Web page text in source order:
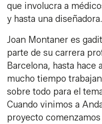
que involucra a
y hasta una diseñadora.
Joan Montaner es
parte de su carrera
Barcelona, hasta hace
mucho tiempo
sobre todo para el
Cuando vinimos a
proyecto